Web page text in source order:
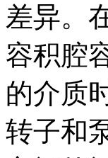
差异。
容积腔
的介质
转子和